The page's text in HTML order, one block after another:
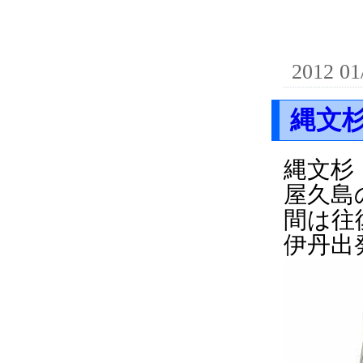
2012
縄文
縄文杉
屋久島
間は
伊丹出